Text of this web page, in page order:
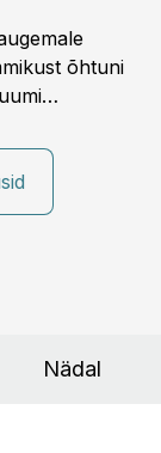
õhtuni
paikasid,
välja
ja
Nädal